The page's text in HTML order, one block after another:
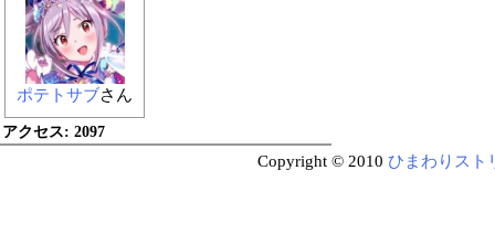
ポテトサブさん
アクセス: 2097
Copyright © 2010 ひまわりスト